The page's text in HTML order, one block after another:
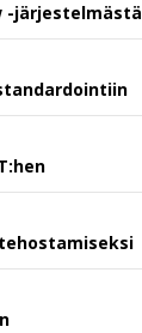
-järjestelmästä